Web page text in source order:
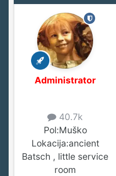
Administrator
40.7k
Pol:Muško
Lokacija:ancient
Batsch , little service
room